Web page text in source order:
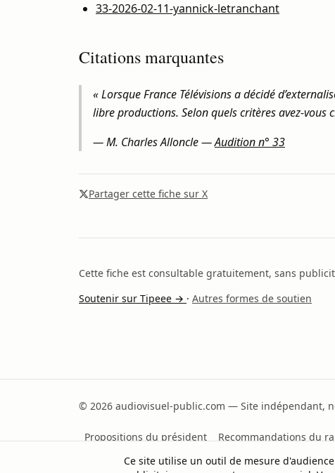
33-2026-02-11-yannick-letranchant
Citations marquantes
« Lorsque France Télévisions a décidé
libre productions. Selon quels critères avez-vous
—M. Charles Alloncle—Audition n° 33
Partager cette fiche sur X
Cette fiche est consultable gratuitement, sans
Soutenir sur Tipeee → · Autres formes de soutien
© 2026 audiovisuel-public.com — Site indépendant,
Propositions du président Recommandations du
Partager sur X
Ce site utilise un outil de mesure